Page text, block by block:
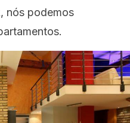
nós podemos